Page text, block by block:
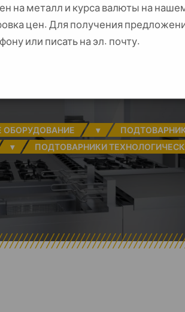
"Base"
ОБОРУДОВАНИЕ ▾
▾ ПОДТОВАРНИКИ
на металл и курса валюты на
цен. Для получения
или писать на эл. почту.